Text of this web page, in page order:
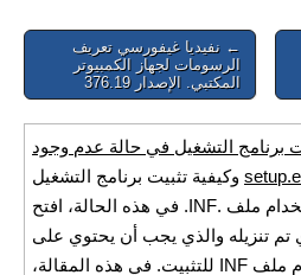
← نفيديا غيفورسي تعريف
الرسومات لجهاز الكمبيوتر
المكتبي. الإصدار 376.19
برنامج التشغيل في حالة عدم وجود
وكيفية تثبيت برنامج التشغيل
باستخدام ملف .INF. في هذه الحالة، افتح
تم تنزيله والذي يجب أن يحتوي على
برنامج التشغيل واستخدم ملف INF للتثبيت. في هذه المقالة،